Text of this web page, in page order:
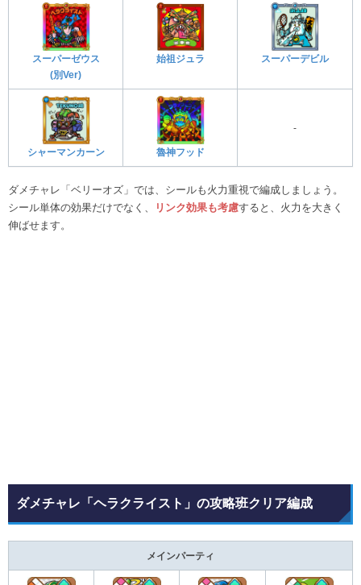
スーパーゼウス
(別Ver)
始祖ジュラ スーパーデビル
シャーマンカーン 魯神フッド
-
ダメチャレ「ベリーオズ」では、シールも火力重視で編成しましょう。
シール単体の効果だけでなく、
リンク効果も考慮すると、火力を大きく
伸ばせます。
ダメチャレ「ヘラクライスト」の攻略班クリア編成
メインパーティ